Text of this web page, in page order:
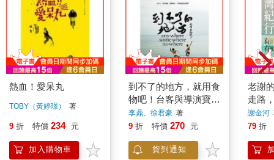
熱血！愛呆丸
TOBY（黃婷璟） 著
9 折 特價 234 元
加入購物車
到不了的地方，就用食
物吧！台客與導演寶島
摩托車之旅
李鼎、徐君豪 著
9 折 特價 270 元
貨到通知
老謝
走路
謝金河
79 折